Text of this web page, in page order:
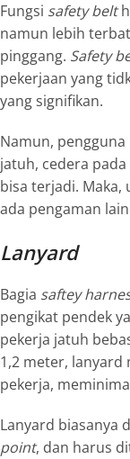
Fungsi safety belt
namun lebih
pinggang. Safety
pekerjaan yang
yang signifikan.
Namun,
jatuh, cedera
bisa terjadi. Maka,
ada pengaman
Lanyard
Bagia saftey
pengikat pendek
pekerja jatuh
1,2 meter,
pekerja,
Lanyard biasanya
point, dan harus